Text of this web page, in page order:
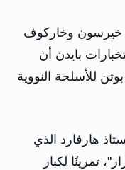
خيرسون وخاركوف
الاستخبارات بايدن أن
50 لاستخدام بوتن للأسلحة النووية
هارفارد الذي
تمرينًا لكبار